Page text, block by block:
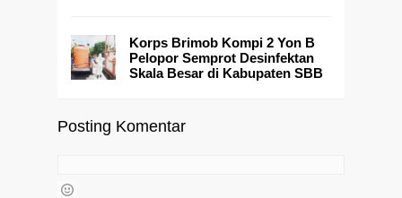
Korps Brimob Kompi 2 Yon B
Pelopor Semprot Desinfektan
Skala Besar di Kabupaten SBB
Posting Komentar